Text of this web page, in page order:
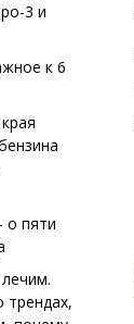
3 и
к 6
о пяти